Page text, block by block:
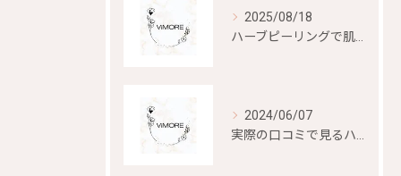
2025/08/18
2024/06/07